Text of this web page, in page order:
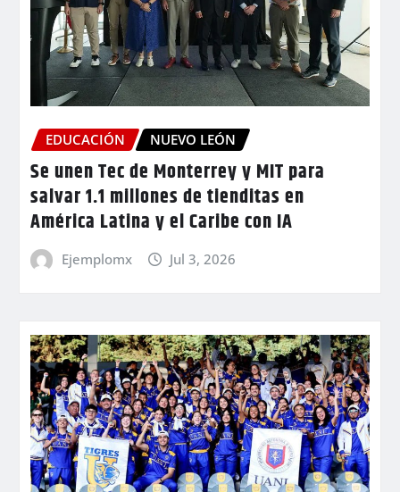
EDUCACIÓN NUEVO LEÓN
Se unen Tec de Monterrey y MIT para
salvar 1.1 millones de tienditas en
América Latina y el Caribe con IA
Ejemplomx Jul 3, 2026